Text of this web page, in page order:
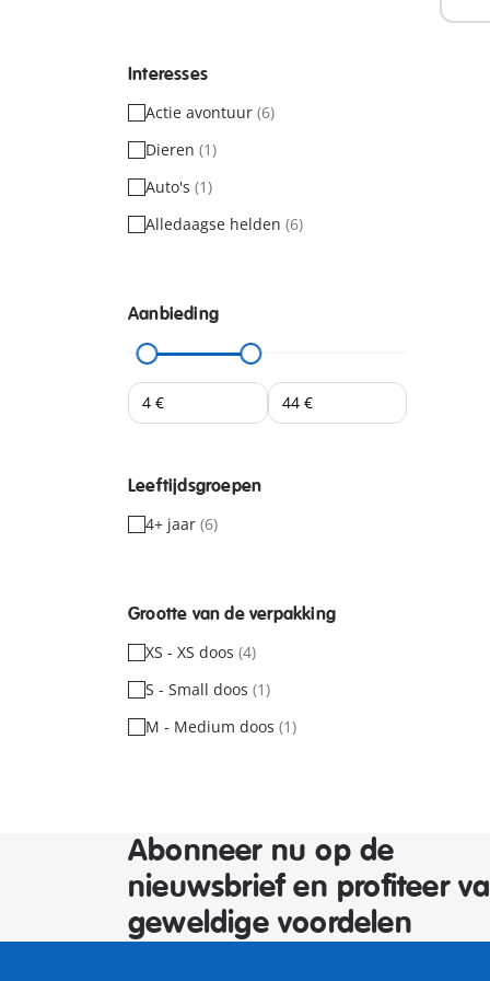
Interesses
Actie avontuur (6)
Dieren (1)
Auto's (1)
Alledaagse helden (6)
Aanbieding
Leeftijdsgroepen
4+ jaar (6)
Grootte van de verpakking
XS - XS doos (4)
S - Small doos (1)
M - Medium doos (1)
Abonneer nu op de
nieuwsbrief en profiteer
geweldige voordelen